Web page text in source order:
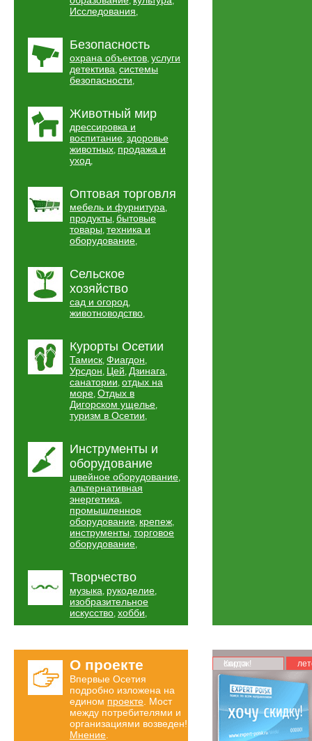
Исследования,
Безопасность
охрана объектов, услуги
детектива, системы
безопасности,
Животный мир
дрессировка и
воспитание, здоровье
животных, продажа и
уход,
Оптовая торговля
мебель и фурнитура,
продукты, бытовые
товары, техника и
оборудование,
Сельское
хозяйство
сад и огород,
животноводство,
Курорты Осетии
Тамиск, Фиагдон,
Урсдон, Цей, Дзинага,
санатории, отдых на
море, Отдых в
Дигорском ущелье,
туризм в Осетии,
Инструменты и
оборудование
швейное оборудование,
альтернативная
энергетика,
промышленное
оборудование, крепеж,
инструменты, торговое
оборудование,
Творчество
музыка, рукоделие,
изобразительное
искусство, хобби,
О проекте
Впервые Осетия
подробно изложена на
едином проекте . Мост
между потребителями и
организациями возведен!
Мнение
Карта скидок!